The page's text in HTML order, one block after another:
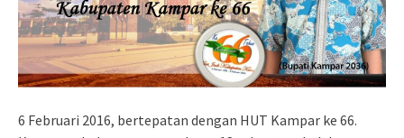
6 Februari 2016, bertepatan dengan HUT Kampar ke 66.